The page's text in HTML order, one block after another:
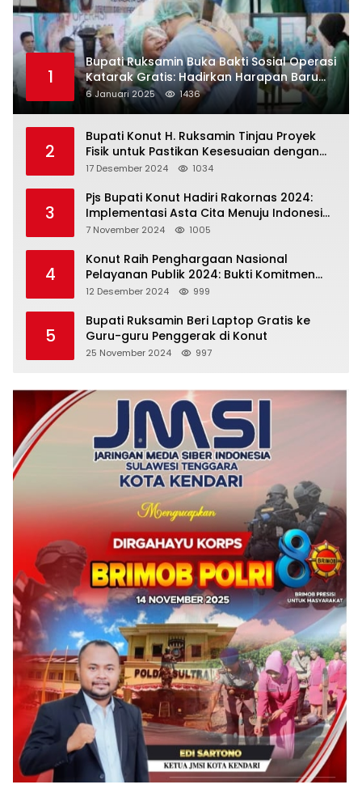
1
Bupati Ruksamin Buka Bakti Sosial Operasi
Katarak Gratis: Hadirkan Harapan Baru
bagi Masyarakat Konut
6 Januari 2025 1436
2
Bupati Konut H. Ruksamin Tinjau Proyek
Fisik untuk Pastikan Kesesuaian dengan
Perencanaan
17 Desember 2024 1034
3
Pjs Bupati Konut Hadiri Rakornas 2024:
Implementasi Asta Cita Menuju Indonesia
Emas
7 November 2024 1005
4
Konut Raih Penghargaan Nasional
Pelayanan Publik 2024: Bukti Komitmen
Menuju Pelayanan Prima
12 Desember 2024 999
5
Bupati Ruksamin Beri Laptop Gratis ke
Guru-guru Penggerak di Konut
25 November 2024 997